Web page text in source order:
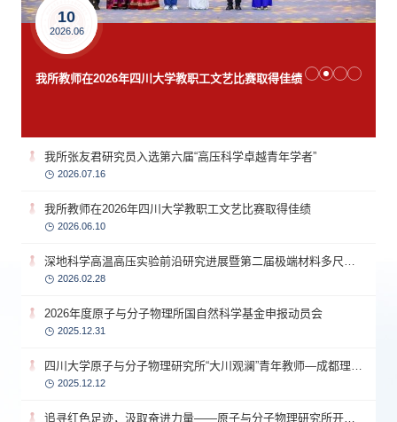
我所张友君研究员入选第六届“高压科学卓越青年学者”
10
2026.06
我所教师在2026年四川大学教职工文艺比赛取得佳绩
我所张友君研究员入选第六届“高压科学卓越青年学者”
我所张友君研究员入选第六届“高压科学卓越青年学者”
2026.07.16
我所教师在2026年四川大学教职工文艺比赛取得佳绩
2026.06.10
深地科学高温高压实验前沿研究进展暨第二届极端材料多尺度研究学术研讨会成功举办
2026.02.28
2026年度原子与分子物理所国自然科学基金申报动员会
2025.12.31
四川大学原子与分子物理研究所“大川观澜”青年教师—成都理工大学行星科学国际研究中心青年学者交流会
2025.12.12
追寻红色足迹，汲取奋进力量——原子与分子物理研究所开展“重走长征路”主题党日暨工会活动